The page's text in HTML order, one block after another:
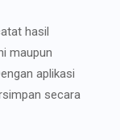
hasil
maupun
aplikasi
secara